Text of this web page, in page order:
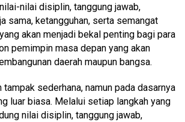
nilai disiplin, tanggung jawab,
sama, ketangguhan, serta semangat
akan menjadi bekal penting bagi para
pemimpin masa depan yang akan
daerah maupun bangsa.
tampak sederhana, namun pada dasarnya
luar biasa. Melalui setiap langkah yang
nilai disiplin, tanggung jawab,